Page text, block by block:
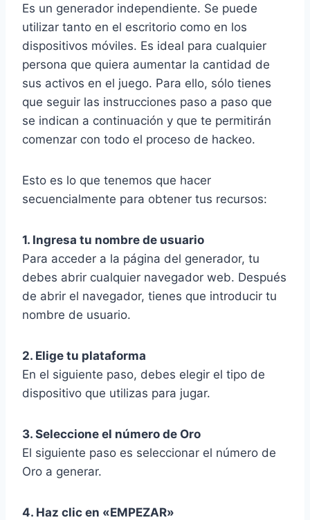
Es un generador independiente. Se puede
utilizar tanto en el escritorio como en los
dispositivos móviles. Es ideal para cualquier
persona que quiera aumentar la cantidad de
sus activos en el juego. Para ello, sólo tienes
que seguir las instrucciones paso a paso que
se indican a continuación y que te permitirán
comenzar con todo el proceso de hackeo.
Esto es lo que tenemos que hacer
secuencialmente para obtener tus recursos:
1. Ingresa tu nombre de usuario
Para acceder a la página del generador, tu
debes abrir cualquier navegador web. Después
de abrir el navegador, tienes que introducir tu
nombre de usuario.
2. Elige tu plataforma
En el siguiente paso, debes elegir el tipo de
dispositivo que utilizas para jugar.
3. Seleccione el número de Oro
El siguiente paso es seleccionar el número de
Oro a generar.
4. Haz clic en «EMPEZAR»